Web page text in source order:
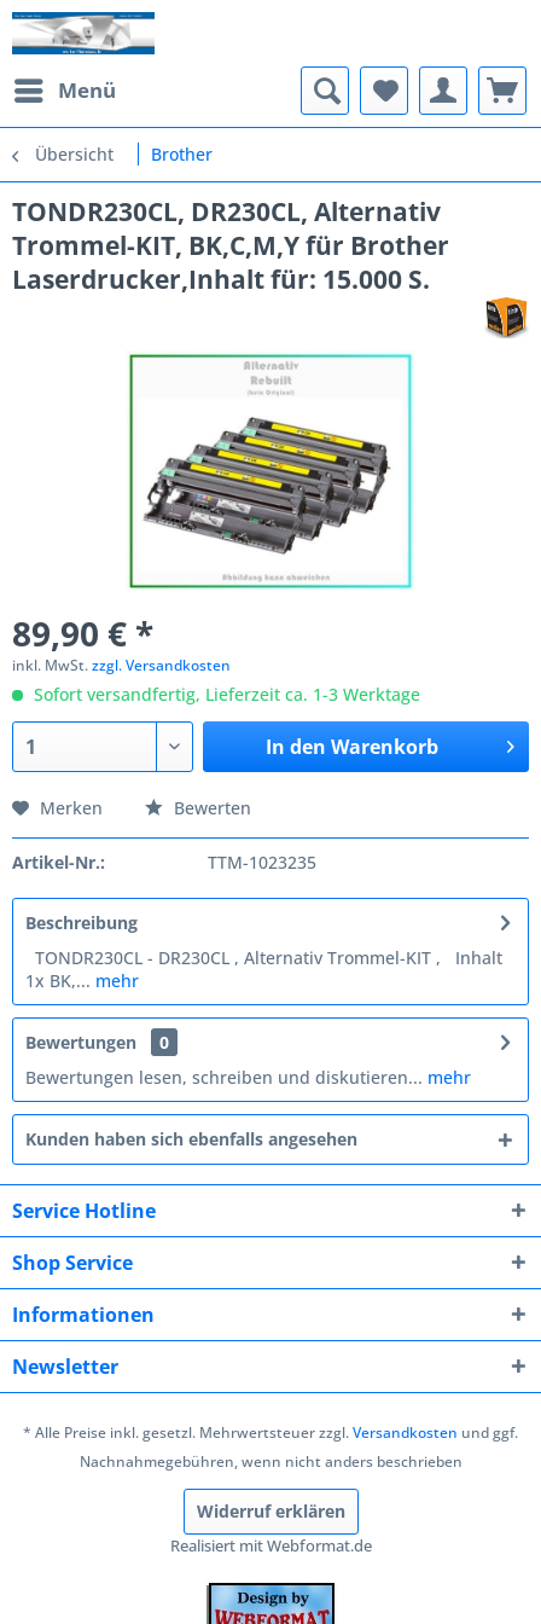
Menü
Übersicht Brother
TONDR230CL, DR230CL, Alternativ
Trommel-KIT, BK,C,M,Y für Brother
Laserdrucker,Inhalt für: 15.000 S.
89,90 € *
inkl. MwSt.zzgl. Versandkosten
Sofort versandfertig, Lieferzeit ca. 1-3 Werktage
In den Warenkorb
Merken Bewerten
Artikel-Nr.: TTM-1023235
Beschreibung
TONDR230CL - DR230CL , Alternativ Trommel-KIT , Inhalt
1x BK,... mehr
Bewertungen
0
Bewertungen lesen, schreiben und diskutieren... mehr
Kunden haben sich ebenfalls angesehen
Service Hotline
Shop Service
Informationen
Newsletter
* Alle Preise inkl. gesetzl. Mehrwertsteuer zzgl.Versandkosten und ggf.
Nachnahmegebühren, wenn nicht anders beschrieben
Widerruf erklären
Realisiert mit Webformat.de